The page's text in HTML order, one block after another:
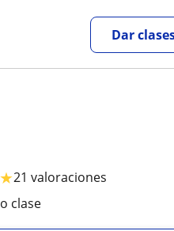
Dar
★21 valoraciones
clase